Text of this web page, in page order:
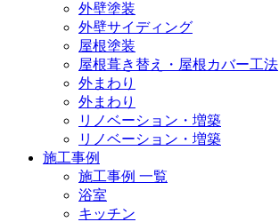
外壁塗装
外壁サイディング
屋根塗装
屋根葺き替え・屋根カバー工法
外まわり
外まわり
リノベーション・増築
リノベーション・増築
施工事例
施工事例 一覧
浴室
キッチン